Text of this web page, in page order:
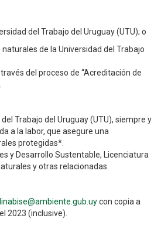
del Trabajo del Uruguay (UTU); o
de la Universidad del Trabajo
del proceso de “Acreditación de
Trabajo del Uruguay (UTU), siempre y
a la labor, que asegure una
protegidas*.
y Desarrollo Sustentable, Licenciatura
y otras relacionadas.
con copia a
2023 (inclusive).